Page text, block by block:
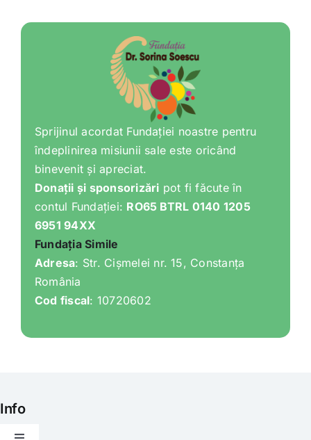
Sprijinul acordat Fundației noastre pentru
îndeplinirea misiunii sale este oricând
binevenit și apreciat.
Donații și sponsorizări pot fi făcute în
contul Fundației: RO65 BTRL 0140 1205
6951 94XX
Fundația Simile
Adresa: Str. Cișmelei nr. 15, Constanța
România
Cod fiscal: 10720602
Info